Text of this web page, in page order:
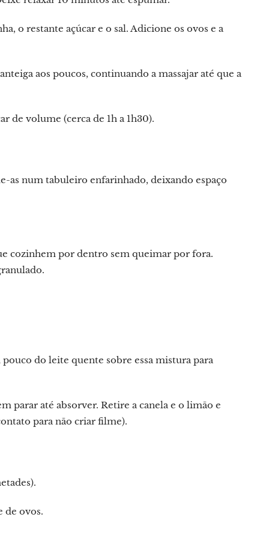
o restante açúcar e o sal. Adicione os ovos e a
aos poucos, continuando a massajar até que a
de volume (cerca de 1h a 1h30).
as num tabuleiro enfarinhado, deixando espaço
cozinhem por dentro sem queimar por fora.
do leite quente sobre essa mistura para
parar até absorver. Retire a canela e o limão e
para não criar filme).
de ovos.